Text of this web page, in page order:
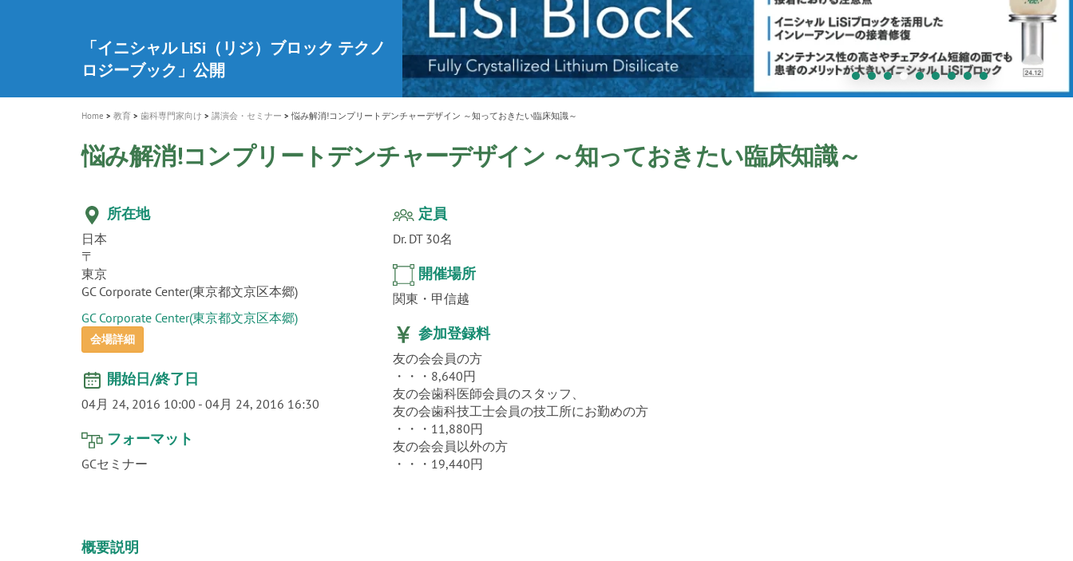
o
n
A healthy smile greatly contributes to your
quality of life
新発売 エバーエックス フロー
製品の詳細情報はこちら
「セラスマート テクノロジーブック」公
開
「イニシャル LiSi（リジ）ブロック テクノ
ロジーブック」公開
歯を内部まで白くする
医療ホワイトニング ティオン®
新製品 イオム ナゴミ for DH
専用サイトはこちら
新製品バキュクレーブ 118 / 318 Prime
製品の詳細情報はこちら
インプラント Aadva®
ショートインプラント新発売
GCグループ企業
Home 教育 歯科専門家向け 講演会・セミナー 悩み解消!コンプリートデンチャーデザイン ～知っておきたい臨床知識～
悩み解消!コンプリートデンチャーデザイン ～知っておきたい臨床知識～
所在地
日本
〒
東京
GC Corporate Center(東京都文京区本郷)
GC Corporate Center(東京都文京区本郷)
会場詳細
開始日/終了日
04月 24, 2016 10:00 - 04月 24, 2016 16:30
フォーマット
GCセミナー
定員
Dr. DT 30名
開催場所
関東・甲信越
参加登録料
友の会会員の方
・・・8,640円
友の会歯科医師会員のスタッフ、
友の会歯科技工士会員の技工所にお勤めの方
・・・11,880円
友の会会員以外の方
・・・19,440円
概要説明